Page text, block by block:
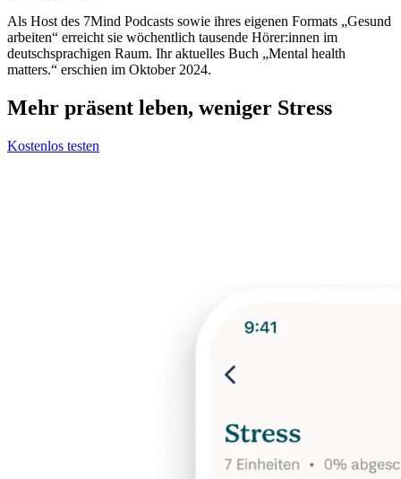
Als Host des 7Mind Podcasts sowie ihres eigenen Formats „Gesund
arbeiten“ erreicht sie wöchentlich tausende Hörer:innen im
deutschsprachigen Raum. Ihr aktuelles Buch „Mental health
matters.“ erschien im Oktober 2024.
Mehr präsent leben, weniger Stress
Kostenlos testen